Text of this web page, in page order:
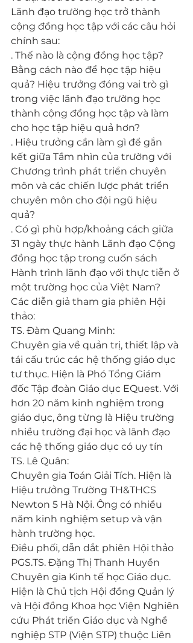
Lãnh đạo trường học trở thành
cộng đồng học tập với các câu hỏi
chính sau:
. Thế nào là cộng đồng học tập?
Bằng cách nào để học tập hiệu
quả? Hiệu trưởng đóng vai trò gì
trong việc lãnh đạo trường học
thành cộng đồng học tập và làm
cho học tập hiệu quả hơn?
. Hiệu trưởng cần làm gì để gắn
kết giữa Tầm nhìn của trường với
Chương trình phát triển chuyên
môn và các chiến lược phát triển
chuyên môn cho đội ngũ hiệu
quả?
. Có gì phù hợp/khoảng cách giữa
31 ngày thực hành Lãnh đạo Cộng
đồng học tập trong cuốn sách
Hành trình lãnh đạo với thực tiễn ở
một trường học của Việt Nam?
Các diễn giả tham gia phiên Hội
thảo:
TS. Đàm Quang Minh:
Chuyên gia về quản trị, thiết lập và
tái cấu trúc các hệ thống giáo dục
tư thục. Hiện là Phó Tổng Giám
đốc Tập đoàn Giáo dục EQuest. Với
hơn 20 năm kinh nghiệm trong
giáo dục, ông từng là Hiệu trường
nhiều trường đại học và lãnh đạo
các hệ thống giáo dục có uy tín
TS. Lê Quân:
Chuyên gia Toán Giải Tích. Hiện là
Hiệu trưởng Trường TH&THCS
Newton 5 Hà Nội. Ông có nhiều
năm kinh nghiệm setup và vận
hành trường học.
Điều phối, dẫn dắt phiên Hội thảo
PGS.TS. Đặng Thị Thanh Huyền
Chuyên gia Kinh tế học Giáo dục.
Hiện là Chủ tịch Hội đồng Quản lý
và Hội đồng Khoa học Viện Nghiên
cứu Phát triển Giáo dục và Nghề
nghiệp STP (Viện STP) thuộc Liên